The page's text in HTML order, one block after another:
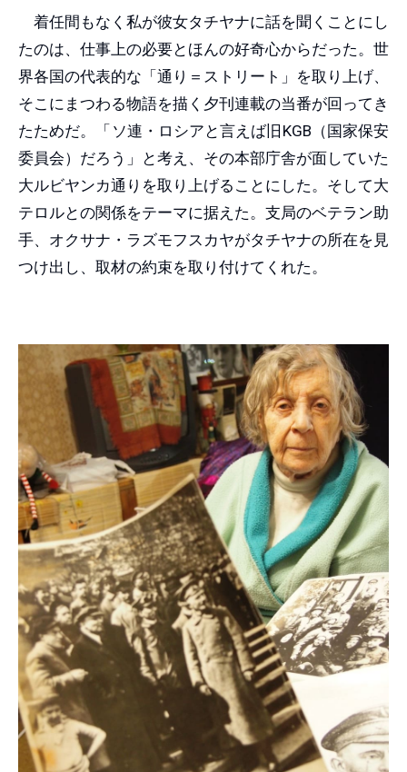
着任間もなく私が彼女タチヤナに話を聞くことにし
たのは、仕事上の必要とほんの好奇心からだった。世
界各国の代表的な「通り＝ストリート」を取り上げ、
そこにまつわる物語を描く夕刊連載の当番が回ってき
たためだ。「ソ連・ロシアと言えば旧KGB（国家保安
委員会）だろう」と考え、その本部庁舎が面していた
大ルビヤンカ通りを取り上げることにした。そして大
テロルとの関係をテーマに据えた。支局のベテラン助
手、オクサナ・ラズモフスカヤがタチヤナの所在を見
つけ出し、取材の約束を取り付けてくれた。